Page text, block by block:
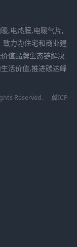
,电热膜,电暖气片,
力为住宅和商业建
值品牌生态链解决
活价值,推进碳达峰
Reserved.
冀ICP